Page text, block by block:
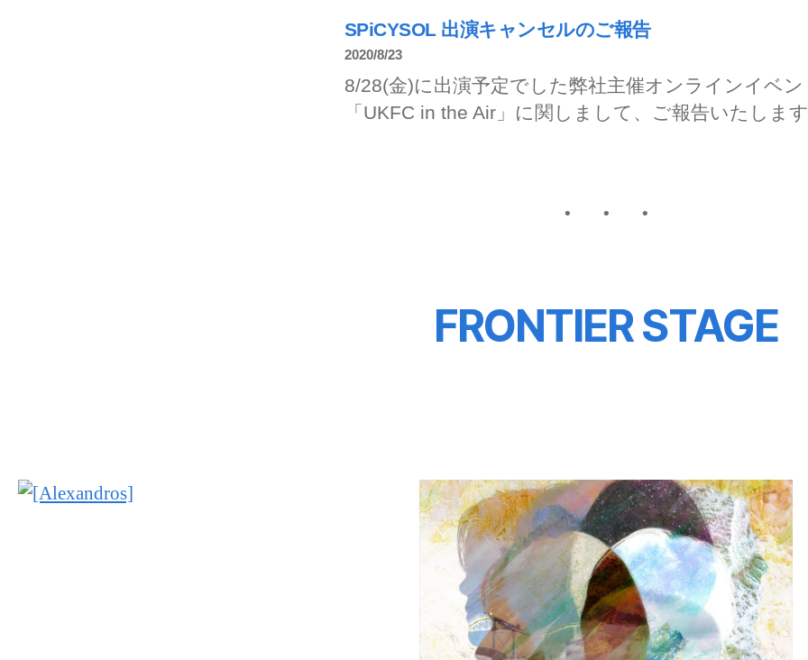
SPiCYSOL 出演キャンセルのご報告
2020/8/23
8/28(金)に出演予定でした弊社主催オンラインイベン
「UKFC in the Air」に関しまして、ご報告いたしま
FRONTIER STAGE